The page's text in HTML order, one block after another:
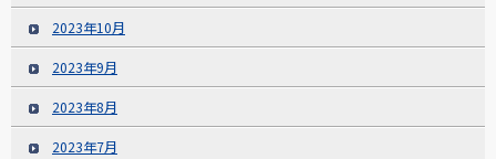
2023年10月
2023年9月
2023年8月
2023年7月